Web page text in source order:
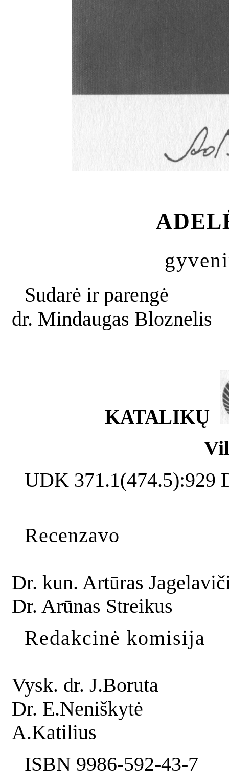
Sudarė ir parengė
dr. Mindaugas Bloznelis
KATALIKŲ
UDK 371.1(474.5):929
Recenzavo
Dr. kun. Artūras
Dr. Arūnas Streikus
Redakcinė komisija
Vysk. dr. J.Boruta
Dr. E.Neniškytė
A.Katilius
ISBN 9986-592-43-7